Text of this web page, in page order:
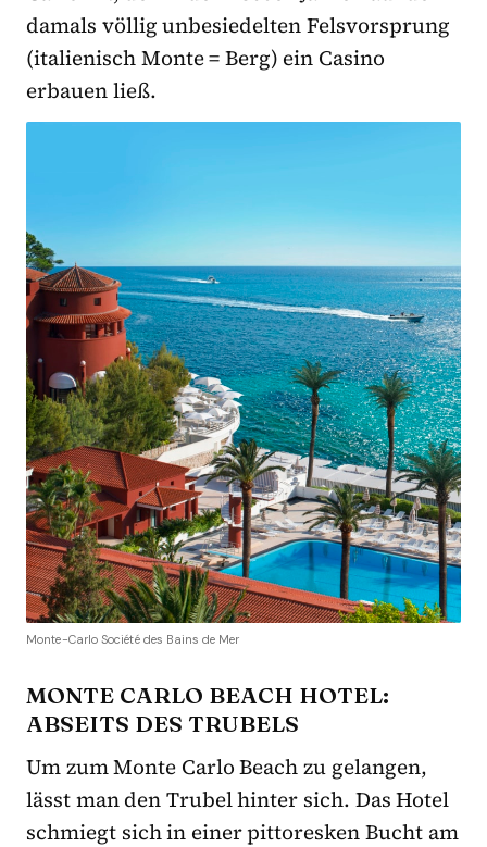
damals völlig unbesiedelten Felsvorsprung
(italienisch Monte = Berg) ein Casino
erbauen ließ.
Monte-Carlo Société des Bains de Mer
MONTE CARLO BEACH HOTEL:
ABSEITS DES TRUBELS
Um zum Monte Carlo Beach zu gelangen,
lässt man den Trubel hinter sich. Das Hotel
schmiegt sich in einer pittoresken Bucht am